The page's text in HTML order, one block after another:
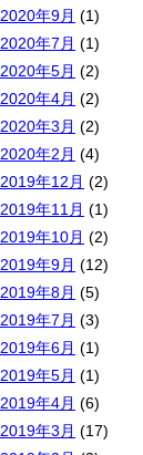
2020年9月 (1)
2020年7月 (1)
2020年5月 (2)
2020年4月 (2)
2020年3月 (2)
2020年2月 (4)
2019年12月 (2)
2019年11月 (1)
2019年10月 (2)
2019年9月 (12)
2019年8月 (5)
2019年7月 (3)
2019年6月 (1)
2019年5月 (1)
2019年4月 (6)
2019年3月 (17)